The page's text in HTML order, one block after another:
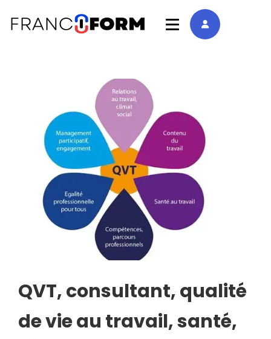
QVT, consultant, qualité
de vie au travail, santé,